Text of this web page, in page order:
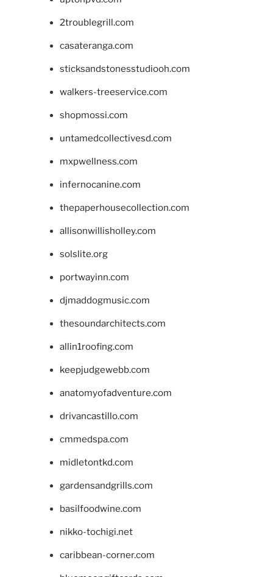
2troublegrill.com
casateranga.com
sticksandstonesstudiooh.com
walkers-treeservice.com
shopmossi.com
untamedcollectivesd.com
mxpwellness.com
infernocanine.com
thepaperhousecollection.com
allisonwillisholley.com
solslite.org
portwayinn.com
djmaddogmusic.com
thesoundarchitects.com
allin1roofing.com
keepjudgewebb.com
anatomyofadventure.com
drivancastillo.com
cmmedspa.com
midletontkd.com
gardensandgrills.com
basilfoodwine.com
nikko-tochigi.net
caribbean-corner.com